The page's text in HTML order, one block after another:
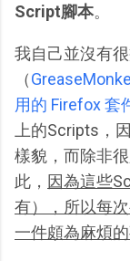
Script腳本。
我自己並沒有
（
用的 Firefox 套
上的Scripts，
樣貌，而除非
此， 因為這些
有），所以每
一件頗為麻煩的